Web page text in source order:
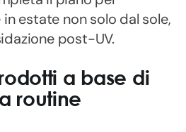
estate non solo dal sole,
post-UV.
a base di
routine